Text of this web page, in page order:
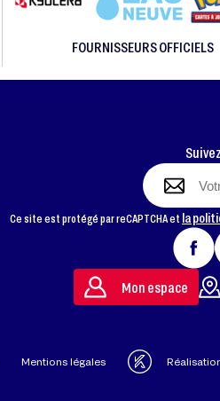
FOURNISSEURS OFFICIELS
Ce site est protégé par reCAPTCHA et la
Mon espace
Mentions légales